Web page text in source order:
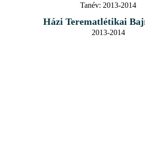
Tanév: 2013-2014
Házi Terematlétikai
2013-2014